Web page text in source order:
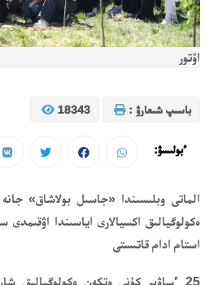
اۆتور
باسىپ شىعارۋ : 18343
ءبولىسۋ:
الماتى وبلىسىندا «جاسىل بولاشاق» جانە
استام ادام قاتىستى